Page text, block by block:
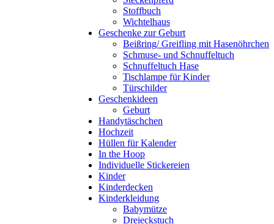
Stoffbuch
Wichtelhaus
Geschenke zur Geburt
Beißring/ Greifling mit Hasenöhrchen
Schmuse- und Schnuffeltuch
Schnuffeltuch Hase
Tischlampe für Kinder
Türschilder
Geschenkideen
Geburt
Handytäschchen
Hochzeit
Hüllen für Kalender
In the Hoop
Individuelle Stickereien
Kinder
Kinderdecken
Kinderkleidung
Babymütze
Dreieckstuch